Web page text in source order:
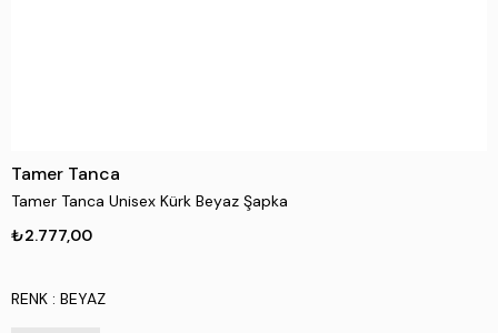
Tamer Tanca
Tamer Tanca Unisex Kürk Beyaz Şapka
₺2.777,00
RENK : BEYAZ